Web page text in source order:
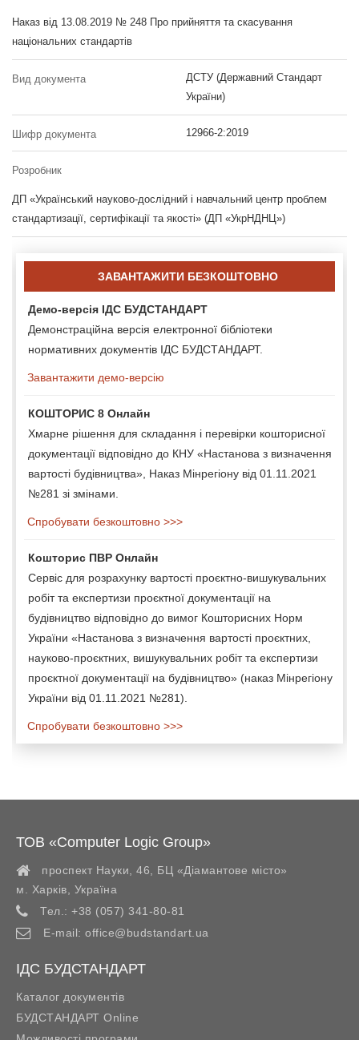
Наказ від 13.08.2019 № 248 Про прийняття та скасування
національних стандартів
Вид документа
ДСТУ (Державний Стандарт
України)
Шифр документа 12966-2:2019
Розробник
ДП «Український науково-дослідний і навчальний центр проблем
стандартизації, сертифікації та якості» (ДП «УкрНДНЦ»)
ЗАВАНТАЖИТИ БЕЗКОШТОВНО
Демо-версія ІДС БУДСТАНДАРТ
Демонстраційна версія електронної бібліотеки
нормативних документів ІДС БУДСТАНДАРТ.
Завантажити демо-версію
КОШТОРИС 8 Онлайн
Хмарне рішення для складання і перевірки кошторисної
документації відповідно до КНУ «Настанова з визначення
вартості будівництва», Наказ Мінрегіону від 01.11.2021
№281 зі змінами.
Спробувати безкоштовно >>>
Кошторис ПВР Онлайн
Сервіс для розрахунку вартості проєктно-вишукувальних
робіт та експертизи проєктної документації на
будівництво відповідно до вимог Кошторисних Норм
України «Настанова з визначення вартості проєктних,
науково-проєктних, вишукувальних робіт та експертизи
проєктної документації на будівництво» (наказ Мінрегіону
України від 01.11.2021 №281).
Спробувати безкоштовно >>>
ТОВ «Computer Logic Group»
проспект Науки, 46, БЦ «Діамантове місто»
м. Харків
Україна
Тел.: +38 (057) 341-80-81
E-mail: office@budstandart.ua
ІДС БУДСТАНДАРТ
Каталог документів
БУДСТАНДАРТ Online